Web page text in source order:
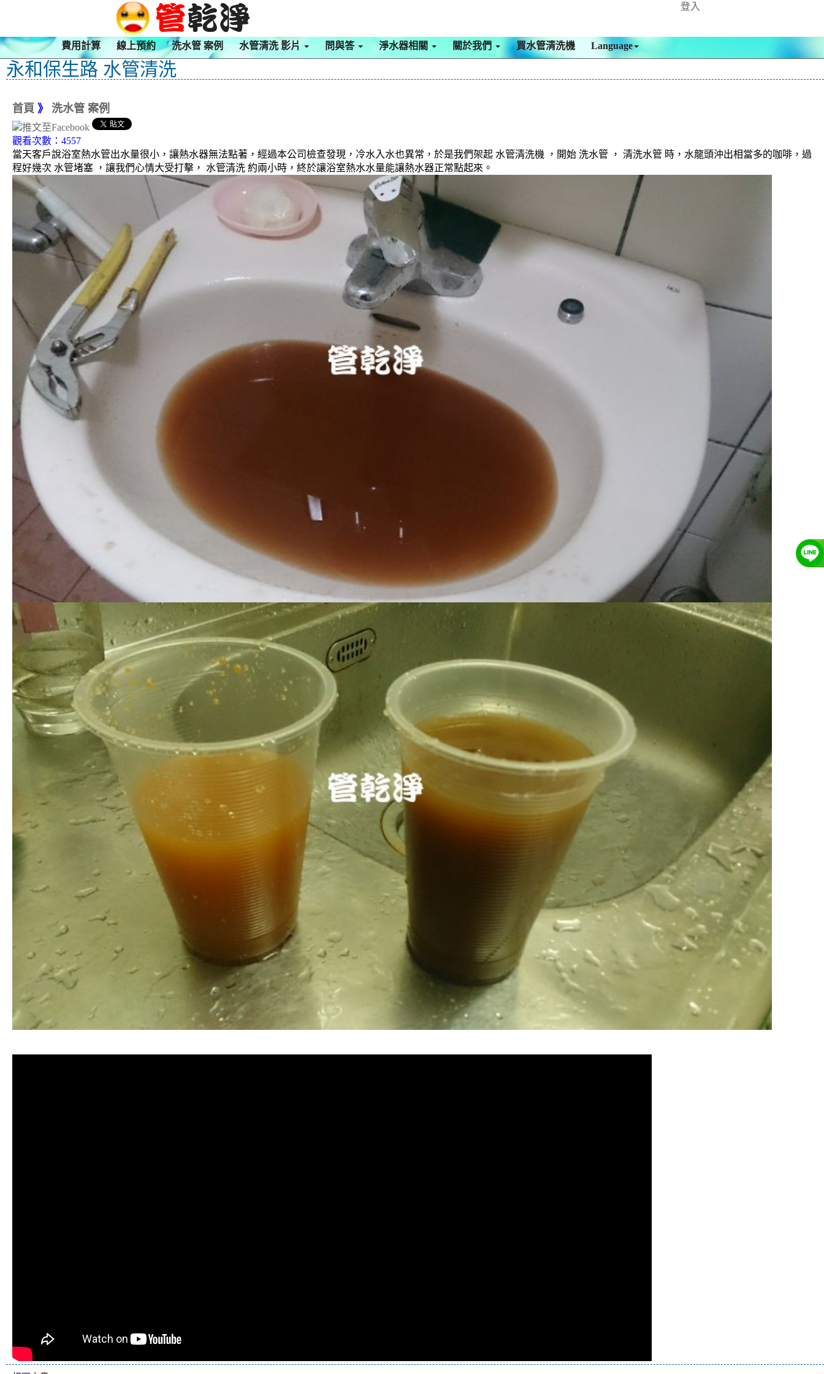
登入
費用計算 線上預約 洗水管 案例 水管清洗 影片 問與答 淨水器相關 關於我們 買水管清洗機 Language
永和保生路 水管清洗
首頁 》 洗水管 案例
觀看次數：4557
當天客戶說浴室熱水管出水量很小，讓熱水器無法點著，經過本公司檢查發現，冷水入水也異常，於是我們架起 水管清洗機 ，開始 洗水管 ， 清洗水管 時，水龍頭沖出相當多的咖啡，過
程好幾次 水管堵塞 ，讓我們心情大受打擊， 水管清洗 約兩小時，終於讓浴室熱水水量能讓熱水器正常點起來。